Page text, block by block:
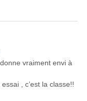
vraiment envi à
, c’est la classe!!